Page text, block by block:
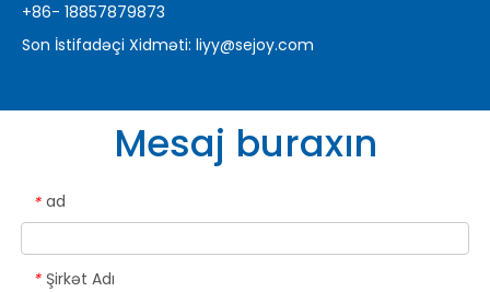
+86- 18857879873
Son İstifadəçi Xidməti: liyy@sejoy.com
Mesaj buraxın
* ad
* Şirkət Adı